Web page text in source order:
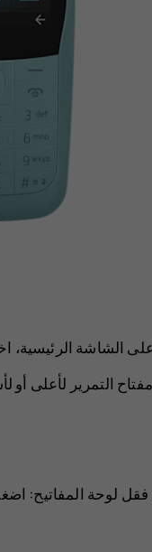
الشاشة الرئيسية،
التمرير لأعلى أو
لوحة المفاتيح: